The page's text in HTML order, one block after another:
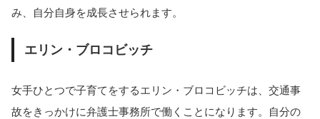
み、自分自身を成長させられます。
エリン・ブロコビッチ
女手ひとつで子育てをするエリン・ブロコビッチは、交通事
故をきっかけに弁護士事務所で働くことになります。自分の